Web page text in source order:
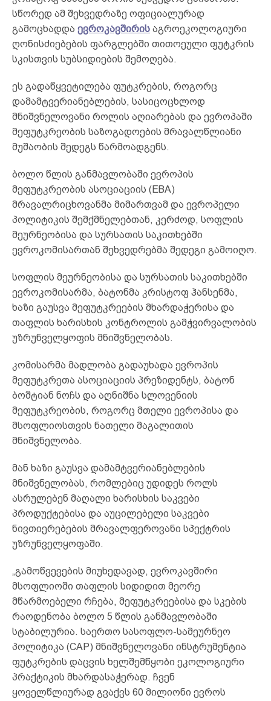
სწორედ ამ შეხვედრაზე ოფიციალურად
გამოცხადდა ევროკავშირის აგროეკოლოგიური
ღონისძიებების ფარგლებში თითოეული ფუტკრის
სკისთვის სუბსიდიების შემოღება.
ეს გადაწყვეტილება ფუტკრების, როგორც
დამამტვერიანებლების, სასიცოცხლოდ
მნიშვნელოვანი როლის აღიარებას და ევროპაში
მეფუტკრეობის საზოგადოების მრავალწლიანი
მუშაობის შედეგს წარმოადგენს.
ბოლო წლის განმავლობაში ევროპის
მეფუტკრეობის ასოციაციის (EBA)
მრავალრიცხოვანმა მიმართვამ და ევროპელი
პოლიტიკის შემქმნელებთან, კერძოდ, სოფლის
მეურნეობისა და სურსათის საკითხებში
ევროკომისართან შეხვედრებმა შედეგი გამოიღო.
სოფლის მეურნეობისა და სურსათის საკითხებში
ევროკომისარმა, ბატონმა კრისტოფ ჰანსენმა,
ხაზი გაუსვა მეფუტკრეების მხარდაჭერისა და
თაფლის ხარისხის კონტროლის გამჭვირვალობის
უზრუნველყოფის მნიშვნელობას.
კომისარმა მადლობა გადაუხადა ევროპის
მეფუტკრეთა ასოციაციის პრეზიდენტს, ბატონ
ბოშტიან ნოჩს და აღნიშნა სლოვენიის
მეფუტკრეობის, როგორც მთელი ევროპისა და
მსოფლიოსთვის ნათელი მაგალითის
მნიშვნელობა.
მან ხაზი გაუსვა დამამტვერიანებლების
მნიშვნელობას, რომლებიც უდიდეს როლს
ასრულებენ მაღალი ხარისხის საკვები
პროდუქტებისა და აუცილებელი საკვები
ნივთიერებების მრავალფეროვანი სპექტრის
უზრუნველყოფაში.
„გამოწვევების მიუხედავად, ევროკავშირი
მსოფლიოში თაფლის სიდიდით მეორე
მწარმოებელი რჩება, მეფუტკრეებისა და სკების
რაოდენობა ბოლო 5 წლის განმავლობაში
სტაბილურია. საერთო სასოფლო-სამეურნეო
პოლიტიკა (CAP) მნიშვნელოვანი ინსტრუმენტია
ფუტკრების დაცვის ხელშემწყობი ეკოლოგიური
პრაქტიკის მხარდასაჭერად. ჩვენ
ყოველწლიურად გვაქვს 60 მილიონი ევროს